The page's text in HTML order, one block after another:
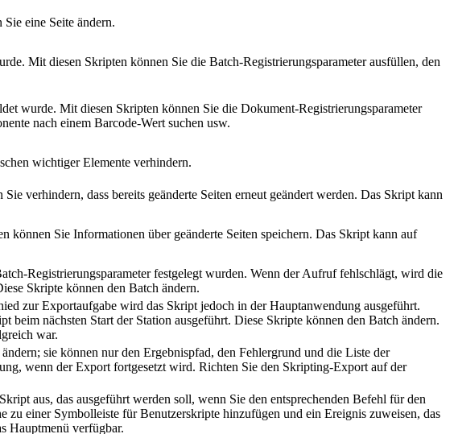
eine Seite ändern.
Mit diesen Skripten können Sie die Batch-Registrierungsparameter ausfüllen, den
wurde. Mit diesen Skripten können Sie die Dokument-Registrierungsparameter
nach einem Barcode-Wert suchen usw.
wichtiger Elemente verhindern.
verhindern, dass bereits geänderte Seiten erneut geändert werden. Das Skript kann
können Sie Informationen über geänderte Seiten speichern. Das Skript kann auf
Registrierungsparameter festgelegt wurden. Wenn der Aufruf fehlschlägt, wird die
Skripte können den Batch ändern.
zur Exportaufgabe wird das Skript jedoch in der Hauptanwendung ausgeführt.
nächsten Start der Station ausgeführt. Diese Skripte können den Batch ändern.
war.
sie können nur den Ergebnispfad, den Fehlergrund und die Liste der
wenn der Export fortgesetzt wird. Richten Sie den Skripting-Export auf der
aus, das ausgeführt werden soll, wenn Sie den entsprechenden Befehl für den
zu einer Symbolleiste für Benutzerskripte hinzufügen und ein Ereignis zuweisen, das
Hauptmenü verfügbar.